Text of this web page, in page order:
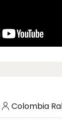
Colombia